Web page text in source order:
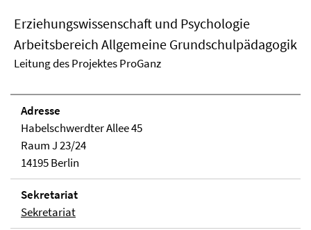
Erziehungswissenschaft und Psychologie
Arbeitsbereich Allgemeine Grundschulpädagogik
Leitung des Projektes ProGanz
Adresse
Habelschwerdter Allee 45
Raum J 23/24
14195 Berlin
Sekretariat
Sekretariat